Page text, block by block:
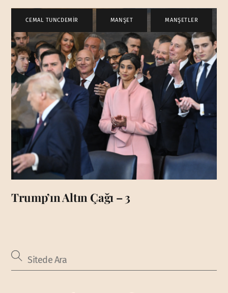
CEMAL TUNCDEMİR MANŞET MANŞETLER
Trump’ın Altın Çağı – 3